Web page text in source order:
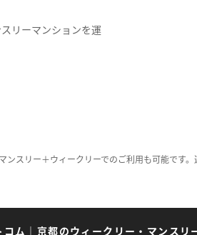
リーマンションを運
スリー＋ウィークリーでのご利用も可能です
ム ｜ 京都のウィークリー・マンスリ